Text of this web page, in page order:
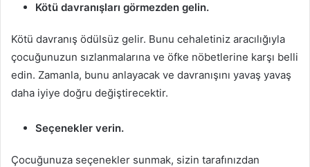
Kötü davranışları görmezden gelin.
Kötü davranış ödülsüz gelir. Bunu cehaletiniz aracılığıyla
çocuğunuzun sızlanmalarına ve öfke nöbetlerine karşı belli
edin. Zamanla, bunu anlayacak ve davranışını yavaş yavaş
daha iyiye doğru değiştirecektir.
Seçenekler verin.
Çocuğunuza seçenekler sunmak, sizin tarafınızdan